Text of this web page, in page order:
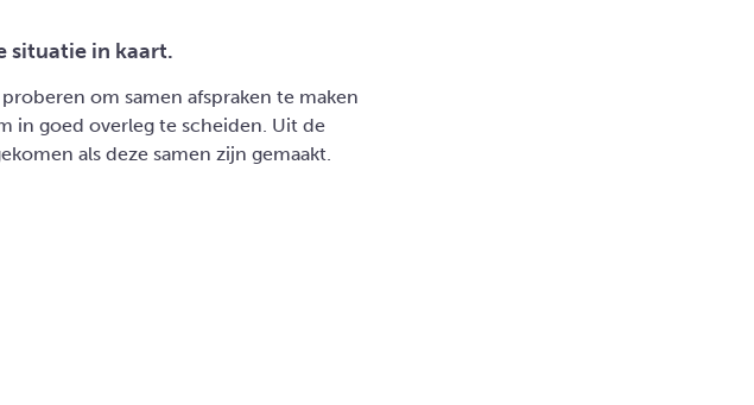
situatie in kaart.
om samen afspraken te maken
in goed overleg te scheiden. Uit de
als deze samen zijn gemaakt.